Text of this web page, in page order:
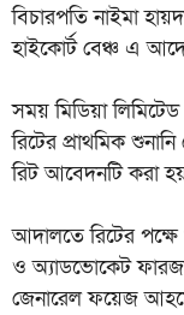
বিচারপতি নাইমা
হাইকোর্ট বেঞ্চ এ
সময় মিডিয়া
রিটের প্রাথমিক
রিট আবেদনটি করা
আদালতে রিটের
ও অ্যাডভোকেট
জেনারেল ফয়েজ